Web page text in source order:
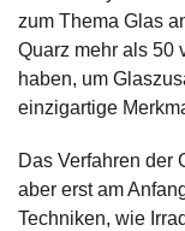
zum Thema Glas
Quarz mehr als 50
haben, um
einzigartige
Das Verfahren der
aber erst am
Techniken, wie